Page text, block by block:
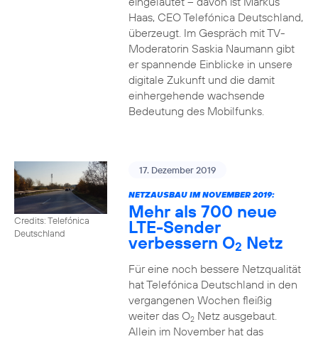
Haas, CEO Telefónica Deutschland,
überzeugt. Im Gespräch mit TV-
Moderatorin Saskia Naumann gibt
er spannende Einblicke in unsere
digitale Zukunft und die damit
einhergehende wachsende
Bedeutung des Mobilfunks.
Credits: Telefónica
Deutschland
17. Dezember 2019
NETZAUSBAU IM NOVEMBER 2019:
Mehr als 700 neue
LTE-Sender
verbessern O2 Netz
Für eine noch bessere Netzqualität
hat Telefónica Deutschland in den
vergangenen Wochen fleißig
weiter das O2Netz ausgebaut.
Allein im November hat das